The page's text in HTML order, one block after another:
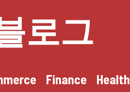
로그
Finance Health